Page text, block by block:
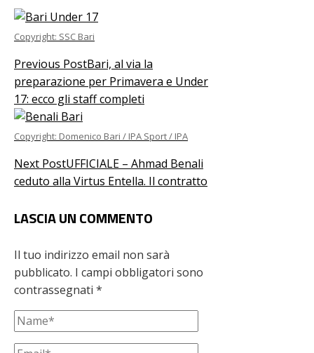
Copyright: SSC Bari
Previous PostBari, al via la
preparazione per Primavera e Under
17: ecco gli staff completi
Copyright: Domenico Bari / IPA Sport / IPA
Next PostUFFICIALE – Ahmad Benali
ceduto alla Virtus Entella. Il contratto
LASCIA UN COMMENTO
Il tuo indirizzo email non sarà
pubblicato. I campi obbligatori sono
contrassegnati *